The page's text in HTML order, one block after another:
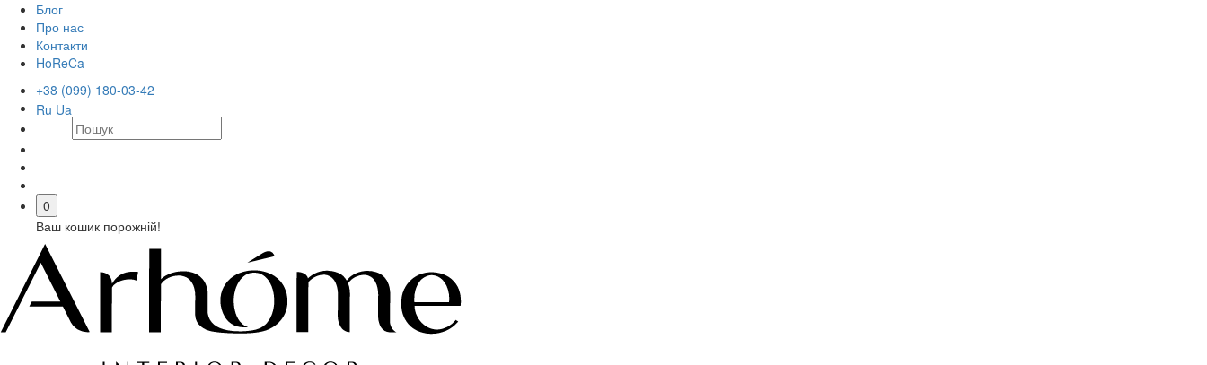
Блог
Про нас
Контакти
HoReCa
+38 (099) 180-03-42
Ru Ua
0
Ваш кошик порожній!